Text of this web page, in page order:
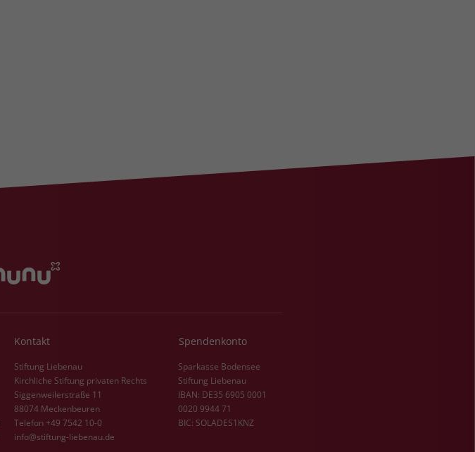
Kontakt Spendenkonto
Stiftung Liebenau
Kirchliche Stiftung privaten Rechts
Siggenweilerstraße 11
88074 Meckenbeuren
Telefon +49 7542 10-0
info@stiftung-liebenau.de
Sparkasse Bodensee
Stiftung Liebenau
IBAN: DE35 6905 0001
0020 9944 71
BIC: SOLADES1KNZ